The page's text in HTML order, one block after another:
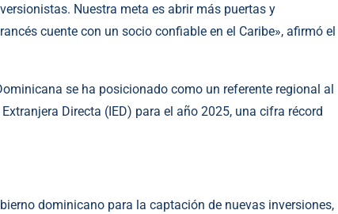
Nuestra meta es abrir más puertas y
cuente con un socio confiable en el Caribe», afirmó el
se ha posicionado como un referente regional al
Directa (IED) para el año 2025, una cifra récord
dominicano para la captación de nuevas inversiones,